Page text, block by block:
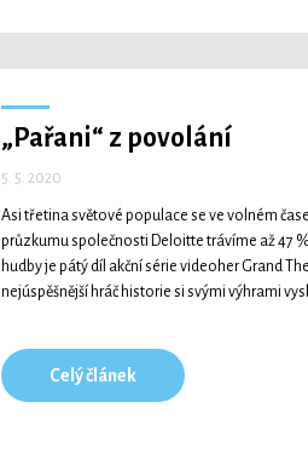
„Pařani“ z povolání
5. 5. 2020
Asi třetina světové populace se ve volném
průzkumu společnosti Deloitte trávíme až 47
hudby je pátý díl akční série videoher Grand
nejúspěšnější hráč historie si svými výhrami
Celý článek